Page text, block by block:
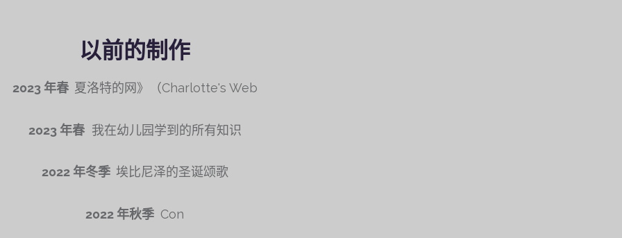
以前的制作
2023 年春 夏洛特的网》（Charlotte's Web
2023 年春我在幼儿园学到的所有知识
2022 年冬季 埃比尼泽的圣诞颂歌
2022 年秋季 Con